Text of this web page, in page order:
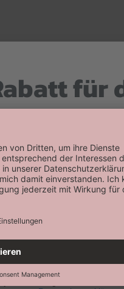
für
auf deine erste
erhalten!
Abonnieren
an Dritte. Eine
jederzeit möglich. Hier findest